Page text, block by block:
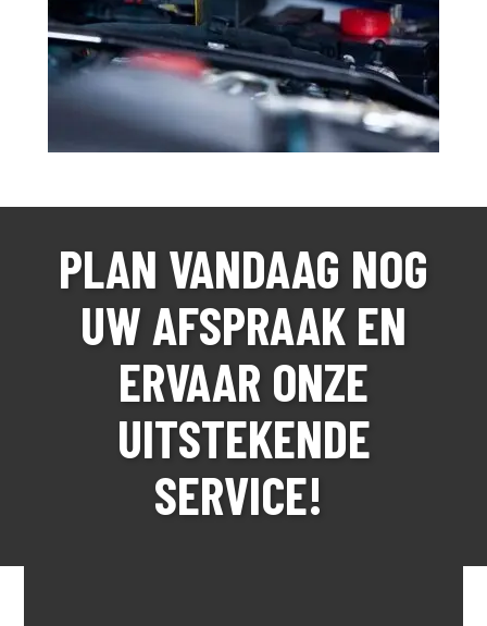
PLAN VANDAAG NOG
UW AFSPRAAK EN
ERVAAR ONZE
UITSTEKENDE
SERVICE!